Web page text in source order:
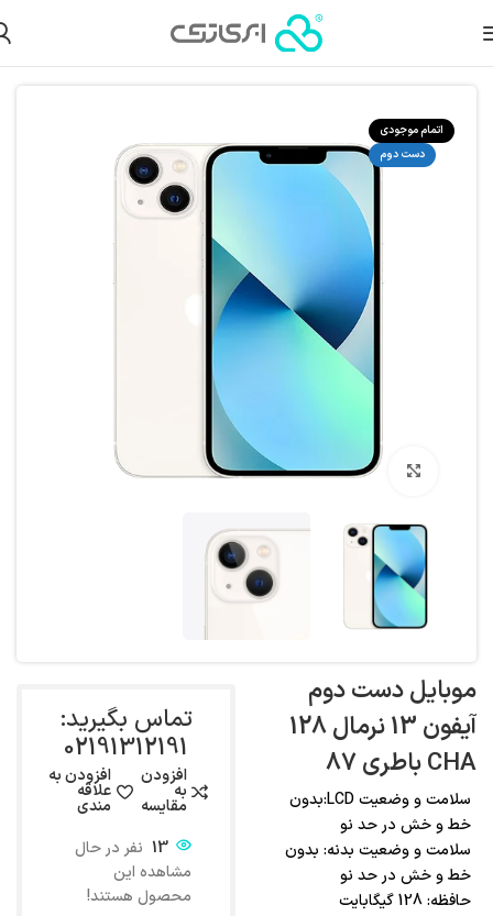
گوشی آیفون دست دوم
اتمام موجودی
دست دوم
بزرگنمایی تصویر
موبایل دست دوم
آیفون 13 نرمال 128
CHA باطری 87
سلامت و وضعیت LCD:بدون
خط و خش در حد نو
سلامت و وضعیت بدنه: بدون
خط و خش در حد نو
حافظه: 128 گیگابایت
تماس بگیرید:
02191312191
افزودن
به
مقایسه
افزودن به
علاقه
مندی
13 نفر در حال
مشاهده این
محصول هستند!